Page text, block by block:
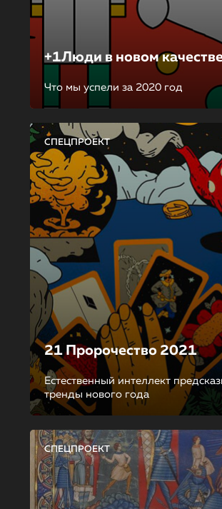
+1Люди в новом
Что мы успели за 2020 год
СПЕЦПРОЕКТ
21 Пророчество 2021
Естественный интеллект
тренды нового года
СПЕЦПРОЕКТ